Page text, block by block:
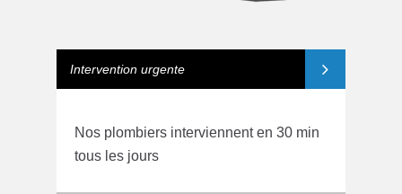
Intervention urgente
Nos plombiers interviennent en 30 min
tous les jours